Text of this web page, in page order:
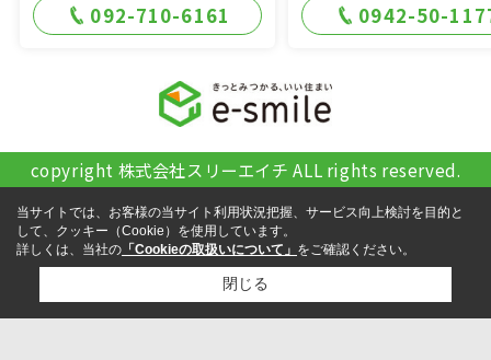
092-710-6161 0942-50-
copyright 株式会社スリーエイチ ALL rights reserved.
当サイトでは、お客様の当サイト利用状況把握、サービス向上検討を目的と
して、クッキー（Cookie）を使用しています。
詳しくは、当社の 「Cookieの取扱いについて」 をご確認ください。
閉じる